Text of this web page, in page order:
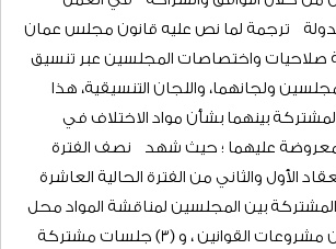
والمجتمع .
يستكمل خلال دور الانعقاد العادي
(2025-2026) من فترته مستحضرًا إنجازه التشريعي خلال دوري
الانعقاد الأول والثاني من الفترة العاشرة المتمثل في (47) مشروعاً
لقوانين واتفاقيات محالة من الحكومة ناقشها خلال (26) جلسة
اعتيادية، بالإضافة إلى مناقشة (8) بيانات وزراية لوزراء الخدمات في
مناقشة خصصت لمتابعة قضايا
ومبادرات التوظيف.